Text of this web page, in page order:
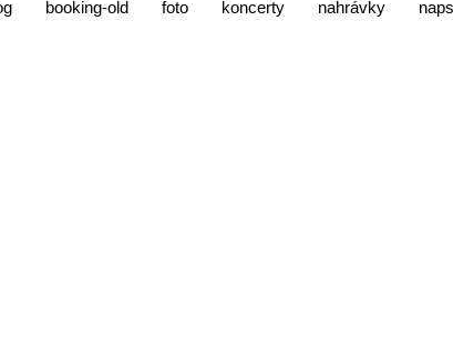
booking-old foto koncerty nahrávky